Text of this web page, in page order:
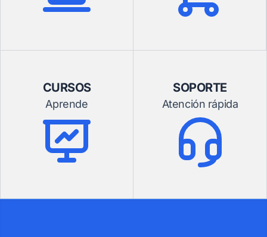
CURSOS
Aprende
SOPORTE
Atención rápida